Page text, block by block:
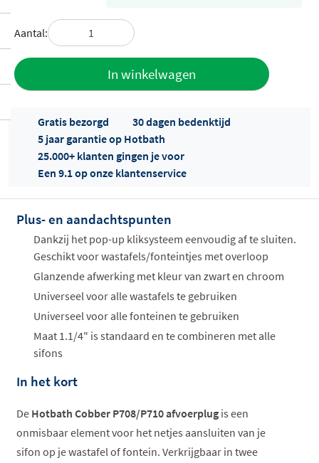
Aantal:
In winkelwagen
Offertes
ophalen...
Gratis bezorgd
30 dagen bedenktijd
5 jaar garantie op Hotbath
25.000+ klanten gingen je voor
Een 9.1 op onze klantenservice
Plus- en aandachtspunten
Dankzij het pop-up kliksysteem eenvoudig af te sluiten.
Geschikt voor wastafels/fonteintjes met overloop
Glanzende afwerking met kleur van zwart en chroom
Universeel voor alle wastafels te gebruiken
Universeel voor alle fonteinen te gebruiken
Maat 1.1/4" is standaard en te combineren met alle
sifons
In het kort
De Hotbath Cobber P708/P710 afvoerplug is een
onmisbaar element voor het netjes aansluiten van je
sifon op je wastafel of fontein. Verkrijgbaar in twee